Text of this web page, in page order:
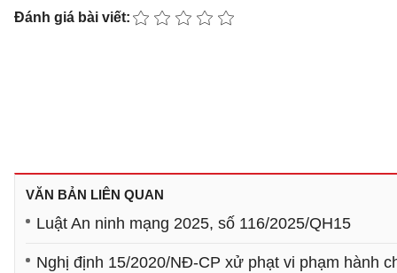
Đánh giá bài viết:
VĂN BẢN LIÊN QUAN
Luật An ninh mạng 2025, số 116/2025/QH15
Nghị định 15/2020/NĐ-CP xử phạt vi phạm hành